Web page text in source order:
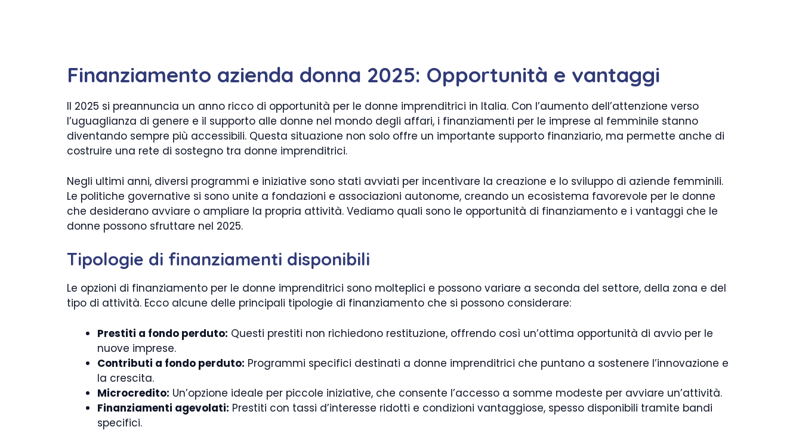
Finanziamento azienda donna 2025: Opportunità e vantaggi
Il 2025 si preannuncia un anno ricco di opportunità per le donne imprenditrici in Italia. Con l’aumento dell’attenzione verso
l’uguaglianza di genere e il supporto alle donne nel mondo degli affari, i finanziamenti per le imprese al femminile stanno
diventando sempre più accessibili. Questa situazione non solo offre un importante supporto finanziario, ma permette anche di
costruire una rete di sostegno tra donne imprenditrici.
Negli ultimi anni, diversi programmi e iniziative sono stati avviati per incentivare la creazione e lo sviluppo di aziende femminili.
Le politiche governative si sono unite a fondazioni e associazioni autonome, creando un ecosistema favorevole per le donne
che desiderano avviare o ampliare la propria attività. Vediamo quali sono le opportunità di finanziamento e i vantaggi che le
donne possono sfruttare nel 2025.
Tipologie di finanziamenti disponibili
Le opzioni di finanziamento per le donne imprenditrici sono molteplici e possono variare a seconda del settore, della zona e del
tipo di attività. Ecco alcune delle principali tipologie di finanziamento che si possono considerare:
Prestiti a fondo perduto: Questi prestiti non richiedono restituzione, offrendo così un’ottima opportunità di avvio per le
nuove imprese.
Contributi a fondo perduto: Programmi specifici destinati a donne imprenditrici che puntano a sostenere l’innovazione e
la crescita.
Microcredito: Un’opzione ideale per piccole iniziative, che consente l’accesso a somme modeste per avviare un’attività.
Finanziamenti agevolati: Prestiti con tassi d’interesse ridotti e condizioni vantaggiose, spesso disponibili tramite bandi
specifici.